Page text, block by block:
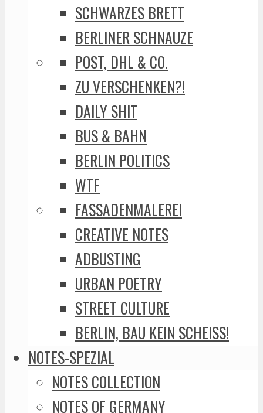
SCHWARZES BRETT
BERLINER SCHNAUZE
POST, DHL & CO.
ZU VERSCHENKEN?!
DAILY SHIT
BUS & BAHN
BERLIN POLITICS
WTF
FASSADENMALEREI
CREATIVE NOTES
ADBUSTING
URBAN POETRY
STREET CULTURE
BERLIN, BAU KEIN SCHEISS!
NOTES-SPEZIAL
NOTES COLLECTION
NOTES OF GERMANY